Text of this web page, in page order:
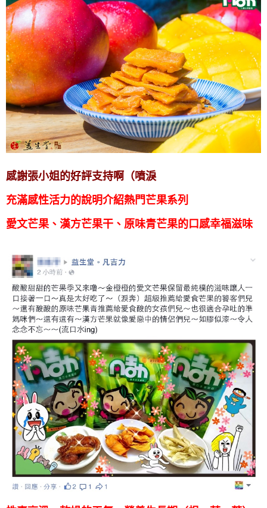
感謝張小姐的好評支持啊（噴淚
充滿感性活力的說明介紹熱門芒果系列
愛文芒果、漢方芒果干、原味青芒果的口感幸福滋味